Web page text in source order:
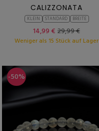
CALIZZONATA
KLEIN STANDARD BREITE
14,99 € 29,99 €
Weniger als 15 Stück auf Lager
-50%